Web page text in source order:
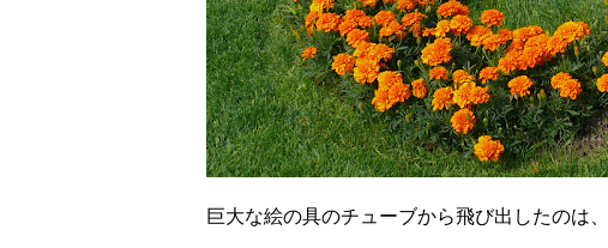
巨大な絵の具のチューブから飛び出したのは、